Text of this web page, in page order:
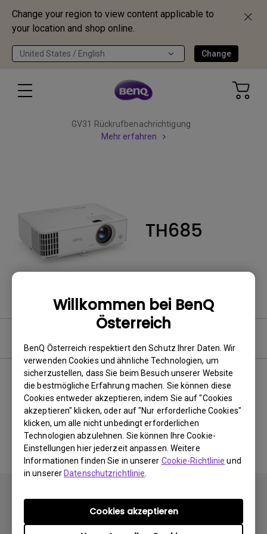
Change your region to view content applicable to
your location and shop online.
United States / English Change
Willkommen bei BenQ
Österreich
BenQ Österreich respektiert den Schutz Ihrer Daten. Wir
verwenden Cookies und ähnliche Technologien, um
sicherzustellen, dass Sie beim Besuch unserer Website
die bestmögliche Erfahrung machen. Sie können diese
Cookies entweder akzeptieren, indem Sie auf "Cookies
akzeptieren" klicken, oder auf "Nur erforderliche Cookies"
klicken, um alle nicht unbedingt erforderlichen
Technologien abzulehnen. Sie können Ihre Cookie-
Einstellungen hier jederzeit anpassen. Weitere
Informationen finden Sie in unserer Cookie-Richtlinie und
in unsererDatenschutzrichtlinie
Cookies akzeptieren
GV31 Rückrufbenachrichtigung
Mehr erfahren
TH685
Keine zugehörigen Software
&amp; Treiber